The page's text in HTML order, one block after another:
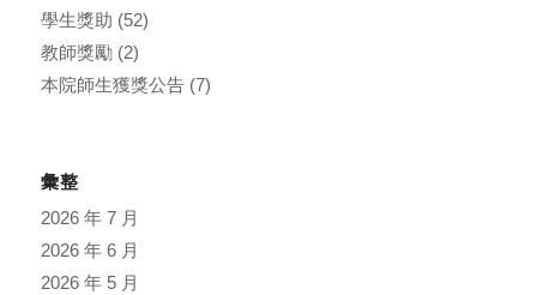
學生獎助 (52)
教師獎勵(2)
本院師生獲獎公告(7)
彙整
2026 年 7 月
2026 年 6 月
2026 年 5 月